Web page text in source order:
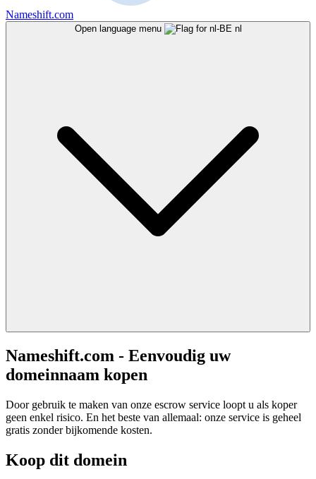
Nameshift.com
Open language menu nl
Nameshift.com - Eenvoudig uw
domeinnaam kopen
Door gebruik te maken van onze escrow service loopt u als koper
geen enkel risico. En het beste van allemaal: onze service is geheel
gratis zonder bijkomende kosten.
Koop dit domein